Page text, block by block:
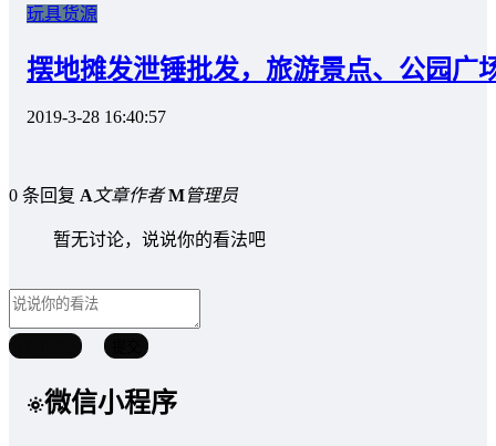
玩具货源
摆地摊发泄锤批发，旅游景点、公园广
2019-3-28 16:40:57
0 条回复 A文章作者 M管理员
暂无讨论，说说你的看法吧
微信小程序